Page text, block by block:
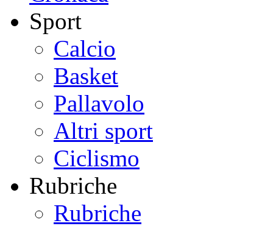
Sport
Calcio
Basket
Pallavolo
Altri sport
Ciclismo
Rubriche
Rubriche